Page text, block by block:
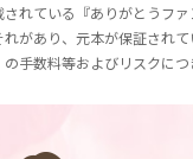
れている『ありがとうフ
があり、元本が保証されて
手数料等およびリスクにつ